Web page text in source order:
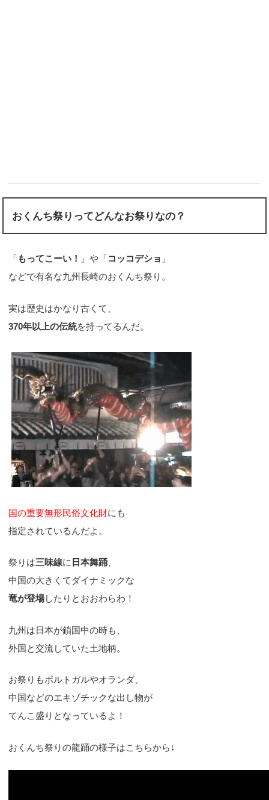
おくんち祭りってどんなお祭りなの？
「もってこーい！ 」や「コッコデショ 」
などで有名な九州長崎のおくんち祭り。
実は歴史はかなり古くて、
370年以上の伝統を持ってるんだ。
国の重要無形民俗文化財にも
指定されているんだよ。
祭りは三味線に 日本舞踊
中国の大きくてダイナミックな
竜が登場したりとおおわらわ！
九州は日本が鎖国中の時も、
外国と交流していた土地柄。
お祭りもポルトガルやオランダ、
中国などのエキゾチックな出し物が
てんこ盛りとなっているよ！
おくんち祭りの龍踊の様子はこちらから↓